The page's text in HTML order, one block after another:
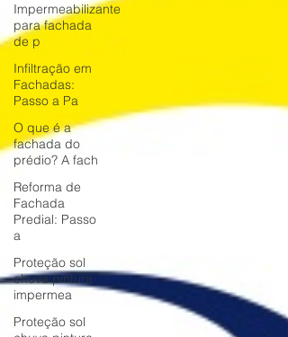
Impermeabilizante
para fachada
de p
Infiltração em
Fachadas:
Passo a Pa
O que é a
fachada do
prédio? A fach
Reforma de
Fachada
Predial: Passo
a
Proteção sol
chuva pintura
impermea
Proteção sol